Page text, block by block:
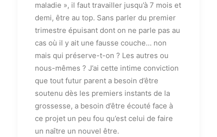
maladie », il faut travailler jusqu’à 7 mois et
demi, être au top. Sans parler du premier
trimestre épuisant dont on ne parle pas au
cas où il y ait une fausse couche… non
mais qui préserve-t-on ? Les autres ou
nous-mêmes ? J’ai cette intime conviction
que tout futur parent a besoin d’être
soutenu dès les premiers instants de la
grossesse, a besoin d’être écouté face à
ce projet un peu fou qu’est celui de faire
un naître un nouvel être.